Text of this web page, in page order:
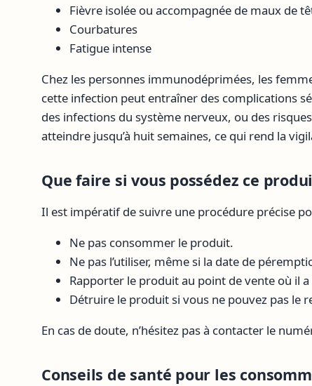
Fièvre isolée ou accompagnée de maux de
Courbatures
Fatigue intense
Chez les personnes immunodéprimées, les
cette infection peut entraîner des complications
des infections du système nerveux, ou des
atteindre jusqu’à huit semaines, ce qui rend la
Que faire si vous possédez ce
Il est impératif de suivre une procédure précise
Ne pas consommer le produit.
Ne pas l’utiliser, même si la date de
Rapporter le produit au point de vente où il a
Détruire le produit si vous ne pouvez pas le
En cas de doute, n’hésitez pas à contacter le
Conseils de santé pour les